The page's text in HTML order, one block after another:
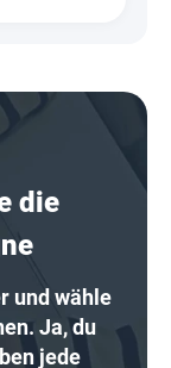
die
und wähle
Ja, du
jede